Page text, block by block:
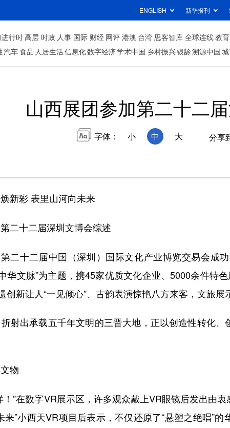
ENGLISH 新华报刊
行时高层 时政 人事 国际 财经 网评 港澳 台湾 思客智库 全球连线教育
汽车食品 人居生活信息化数字经济学术中国 乡村振兴银龄溯源中国
山西展团参加第二十二
字体： 小 中 大 分享
新彩 表里山河向未来
十二届深圳文博会综述
十二届中国（深圳）国际文化产业博览交易会成
华文脉”为主题，携45家优质文化企业、5000余件特
创新让人“一见倾心”、古韵表演惊艳八方来客，文旅
出承载五千年文明的三晋大地，正以创造性转化、
物
”在数字VR展示区，许多观众戴上VR眼镜后发出由
来”小西天VR项目后表示，不仅还原了“悬塑之绝唱”